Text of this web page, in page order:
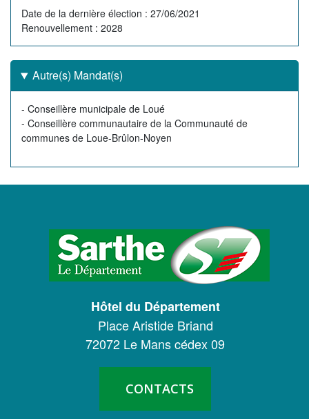
L'Assemblée départementale
Histoire des Départements
Le budget 2026
Priorités et grands projets 2026
2021-2025 : 4 ans d'actions !
Plan de relance: le Département, acteur
Recrutement et emploi
Magazine La Sarthe
Contacter le Département
NOS ACTIONS
Solidarité, autonomie et santé
Emploi, insertion et logement
agriculture, développement durable et
Date de la dernière élection
27/06/2021
Renouvellement 2028
Autre(s) Mandat(s)
Autre(s)
mandat(s)
- Conseillère municipale de Loué
- Conseillère communautaire de la Communauté de
communes de Loue-Brûlon-Noyen
LOGO
CONSEIL
DÉPARTEMENTAL
SARTHE
Hôtel du Département
Place Aristide Briand
72072 Le Mans cédex 09
CONTACTS